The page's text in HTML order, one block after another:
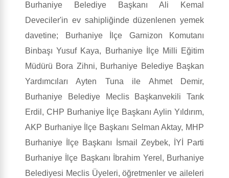
Burhaniye Belediye Başkanı Ali Kemal
Deveciler'in ev sahipliğinde düzenlenen yemek
davetine; Burhaniye İlçe Garnizon Komutanı
Binbaşı Yusuf Kaya, Burhaniye İlçe Milli Eğitim
Müdürü Bora Zihni, Burhaniye Belediye Başkan
Yardımcıları Ayten Tuna ile Ahmet Demir,
Burhaniye Belediye Meclis Başkanvekili Tarık
Erdil, CHP Burhaniye İlçe Başkanı Aylin Yıldırım,
AKP Burhaniye İlçe Başkanı Selman Aktay, MHP
Burhaniye İlçe Başkanı İsmail Zeybek, İYİ Parti
Burhaniye İlçe Başkanı İbrahim Yerel, Burhaniye
Belediyesi Meclis Üyeleri, öğretmenler ve aileleri